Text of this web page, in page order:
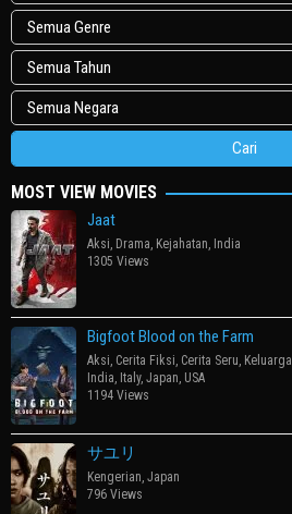
MOST VIEW MOVIES
Jaat
Aksi, Drama, Kejahatan, India
1305 Views
Bigfoot Blood on the Farm
Aksi, Cerita Fiksi, Cerita Seru, Keluarga
India, Italy, Japan, USA
1194 Views
サユリ
Kengerian, Japan
796 Views